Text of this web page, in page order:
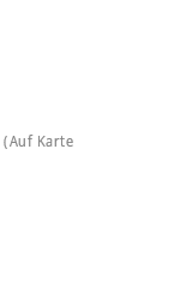
(Auf Karte